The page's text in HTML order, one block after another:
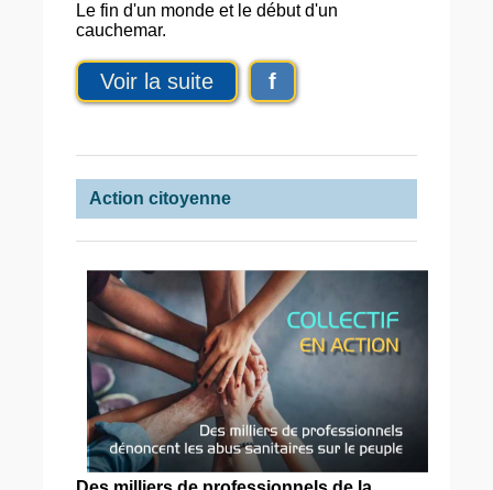
Le fin d'un monde et le début d'un
cauchemar.
Voir la suite f
Action citoyenne